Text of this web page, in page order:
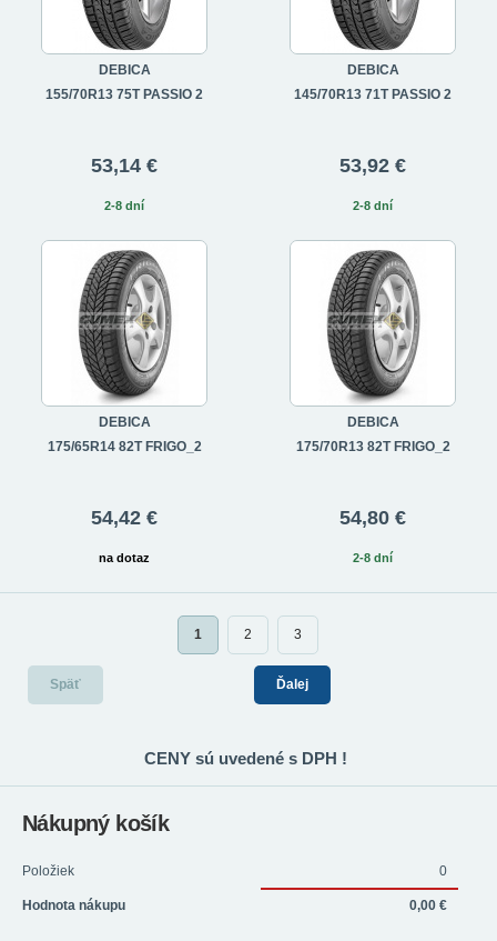
DEBICA
155/70R13 75T PASSIO 2
53,14 €
2-8 dní
DEBICA
145/70R13 71T PASSIO 2
53,92 €
2-8 dní
DEBICA
175/65R14 82T FRIGO_2
54,42 €
na dotaz
DEBICA
175/70R13 82T FRIGO_2
54,80 €
2-8 dní
1 2 3
Späť Ďalej
CENY sú uvedené s DPH !
Nákupný košík
Položiek 0
Hodnota nákupu 0,00 €